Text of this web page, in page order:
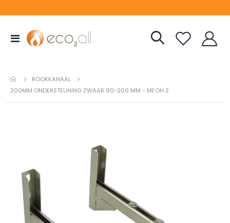
Toggle
Nav
ROOKKANAAL
200MM ONDERSTEUNING ZWAAR 90-200 MM - MFOH 2
van
afbeeldingen-
gallerij